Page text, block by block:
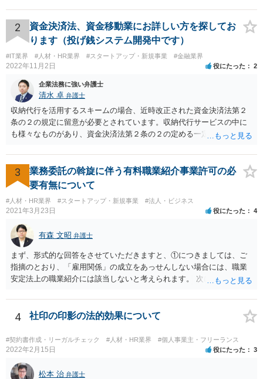
の他の法律事務を取り扱い、又はこれらの周旋をすることを業とする
ことができない。ただし、この法律又は他の法律に別段の定めがある
場合は、この限りでない。 で、自身がする場合だけでなく、弁護士で
ないものに、あっせんしたりすることも違法ですから、問題になるか
と思います。
2
資金決済法、資金移動業にお詳しい方を探してお
ります（投げ銭システム開発中です）
#IT業界 #人材・HR業界 #スタートアップ・新規事業 #金融業界
2022年11月2日 役にたった 2
企業法務に強い弁護士
清水 卓 弁護士
収納代行を活用するスキームの場合、近時改正された資金決済法第２
条の２の規定に留意が必要とされています。収納代行サービスの中に
も様々なものがあり、資金決済法第２条の２の定める一定の要件（内
ことが明らかにされました。 この資金決済法第２条の２の定める一
定の要件（内閣府令で定める要件も含む）については、該当条文を見
るだけではなかなか理解し難いところがあるかと思いますし、この掲
示板で回答するには限界がありますので、この分野に詳しそうな弁護
士の方に直接相談なさってみて下さい。 （資金決済法） 第二条の二
金銭債権を有する者（以下この条において「受取人」という。）から
の委託、受取人からの金銭債権の譲受けその他これらに類する方法に
より、当該金銭債権に係る債務者又は当該債務者からの委託（二以上
の段階にわたる委託を含む。）その他これに類する方法により支払を
行う者から弁済として資金を受け入れ、又は他の者に受け入れさせ、
当該受取人に当該資金を移動させる行為（当該資金を当該受取人に交
付することにより移動させる行為を除く。）であって、受取人が個人
（事業として又は事業のために受取人となる場合におけるものを除
く。）であることその他の内閣府令で定める要件を満たすものは、為
替取引に該当するものとする
3
業務委託の斡旋に伴う有料職業紹介事業許可の必
要有無について
#人材・HR業界 #スタートアップ・新規事業 #法人・ビジネス
2021年3月23日 役にたった 4
有森 文昭 弁護士
まず、形式的な回答をさせていただきますと、①につきましては、ご
指摘のとおり、「雇用関係」の成立をあっせんしない場合には、職業
安定法上の職業紹介には該当しないと考えられます。 次に、②につい
は、職業安定法上の職業紹介には該当しないと考えられます。 以上が
形式的な回答になりますが、形式的には、「雇用関係」の成立のあっ
せんではなくとも、実質的には「雇用関係」の成立のあっせんといえ
る場合には、職業紹介に該当すると判断される可能性があります。 こ
の判断は、広範にかつ厳格に行われるので、実質的にみても、問題な
いといえるかには十分注意する必要があります。 また、業務委託契約
のあっせんは、事業主間の商取引を仲介することになりますので、分
4 社印の印影の法的効果について
#契約書作成・リーガルチェック #人材・HR業界 #個人事業主・フリーランス
2022年2月15日 役にたった 3
松本 治 弁護士